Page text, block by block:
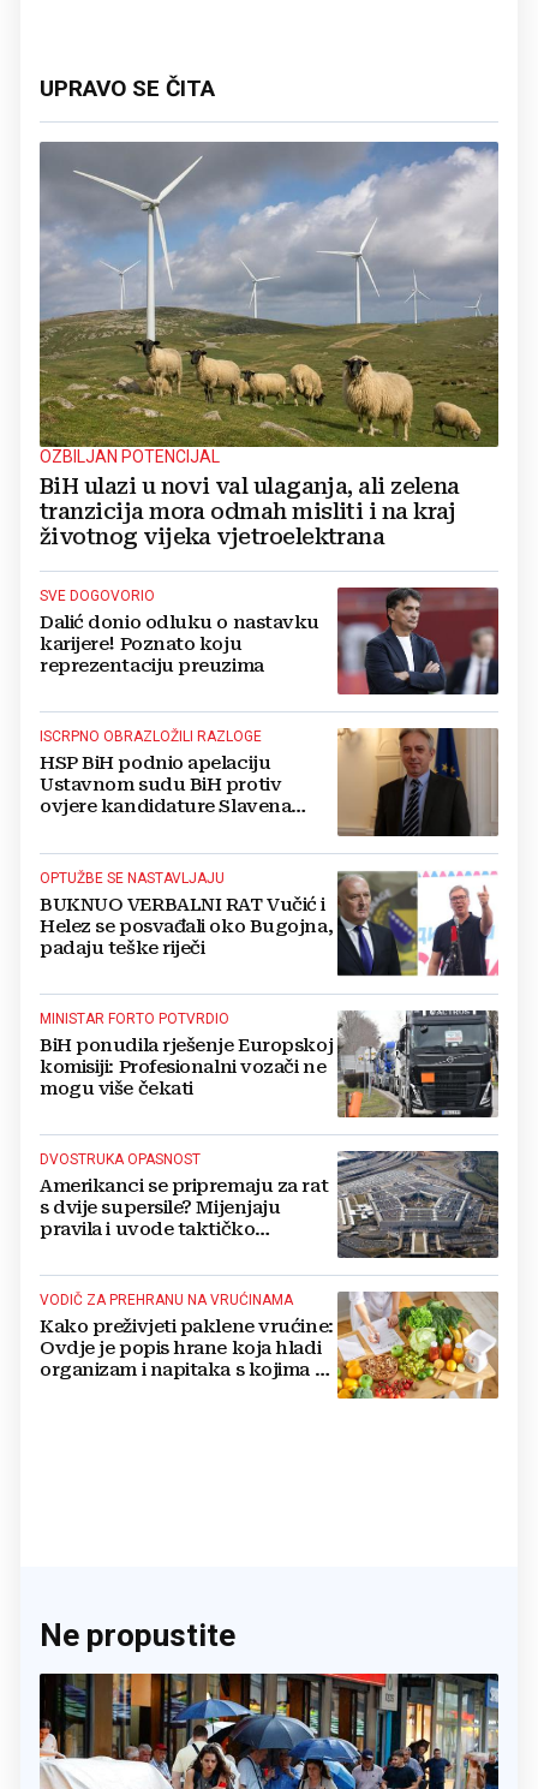
UPRAVO SE ČITA
OZBILJAN POTENCIJAL
BiH ulazi u novi val ulaganja, ali zelena
tranzicija mora odmah misliti i na kraj
životnog vijeka vjetroelektrana
SVE DOGOVORIO
Dalić donio odluku o nastavku
karijere! Poznato koju
reprezentaciju preuzima
ISCRPNO OBRAZLOŽILI RAZLOGE
HSP BiH podnio apelaciju
Ustavnom sudu BiH protiv
ovjere kandidature Slavena
OPTUŽBE SE NASTAVLJAJU
BUKNUO VERBALNI RAT Vučić i
Helez se posvađali oko Bugojna,
padaju teške riječi
MINISTAR FORTO POTVRDIO
BiH ponudila rješenje Europskoj
komisiji: Profesionalni vozači ne
mogu više čekati
DVOSTRUKA OPASNOST
Amerikanci se pripremaju za rat
s dvije supersile? Mijenjaju
pravila i uvode taktičko
VODIČ ZA PREHRANU NA VRUĆINAMA
Kako preživjeti paklene vrućine:
Ovdje je popis hrane koja hladi
organizam i napitaka s kojima si
Ne propustite